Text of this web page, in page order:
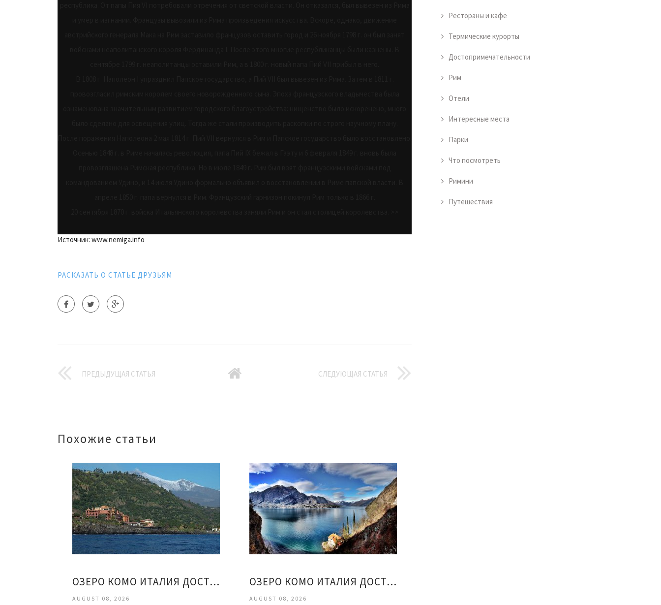
Источник: www.nemiga.info
РАСКАЗАТЬ О СТАТЬЕ ДРУЗЬЯМ
ПРЕДЫДУЩАЯ СТАТЬЯ СЛЕДУЮЩАЯ СТАТЬЯ
Похожие статьи
ОЗЕРО КОМО ИТАЛИЯ ДОСТОПРИМЕЧАТЕЛЬНОСТИ ОТЗЫВЫ
AUGUST 08, 2026
ОЗЕРО КОМО ИТАЛИЯ ДОСТОПРИМЕЧАТЕЛЬНОСТИ
AUGUST 08, 2026
Рестораны и кафе
Термические курорты
Достопримечательности
Рим
Отели
Интересные места
Парки
Что посмотреть
Римини
Путешествия